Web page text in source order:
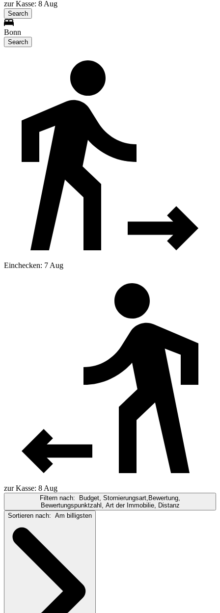
zur Kasse: 8 Aug
Search
Bonn
Search
Einchecken: 7 Aug
zur Kasse: 8 Aug
Filtern nach:
Budget, Stornierungsart,Bewertung,
Bewertungspunktzahl, Art der Immobilie, Distanz
Sortieren nach: Am billigsten